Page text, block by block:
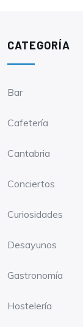
CATEGORÍA
Bar
Cafetería
Cantabria
Conciertos
Curiosidades
Desayunos
Gastronomía
Hostelería